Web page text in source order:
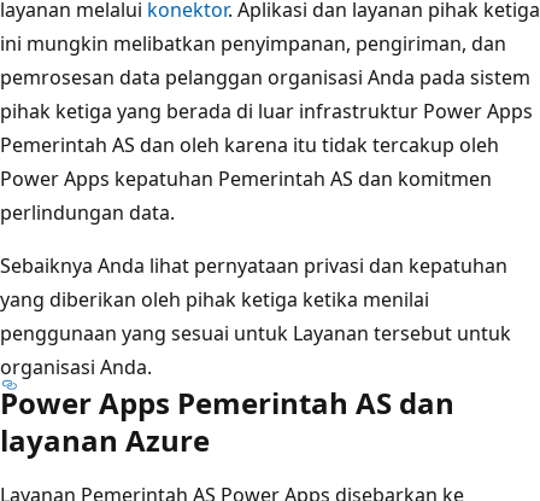
layanan melalui konektor. Aplikasi dan layanan pihak ketiga
ini mungkin melibatkan penyimpanan, pengiriman, dan
pemrosesan data pelanggan organisasi Anda pada sistem
pihak ketiga yang berada di luar infrastruktur Power Apps
Pemerintah AS dan oleh karena itu tidak tercakup oleh
Power Apps kepatuhan Pemerintah AS dan komitmen
perlindungan data.
Sebaiknya Anda lihat pernyataan privasi dan kepatuhan
yang diberikan oleh pihak ketiga ketika menilai
penggunaan yang sesuai untuk Layanan tersebut untuk
organisasi Anda.
Power Apps Pemerintah AS dan
layanan Azure
Layanan Pemerintah AS Power Apps disebarkan ke